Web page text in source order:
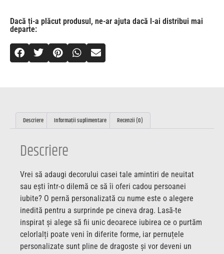
Dacă ți-a plăcut produsul, ne-ar ajuta dacă l-ai distribui mai
departe:
Descriere Informații suplimentare Recenzii (0)
Descriere
Vrei să adaugi decorului casei tale amintiri de neuitat
sau ești într-o dilemă ce să îi oferi cadou persoanei
iubite? O pernă personalizată cu nume este o alegere
inedită pentru a surprinde pe cineva drag. Lasă-te
inspirat și alege să fii unic deoarece iubirea ce o purtăm
celorlalți poate veni în diferite forme, iar pernuțele
personalizate sunt pline de dragoste și vor deveni un